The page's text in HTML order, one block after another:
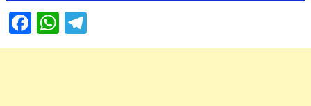
Facebook
WhatsApp
Telegram